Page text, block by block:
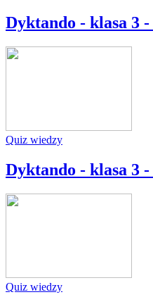
Dyktando - klasa 3
Quiz wiedzy
Dyktando - klasa 3
Quiz wiedzy